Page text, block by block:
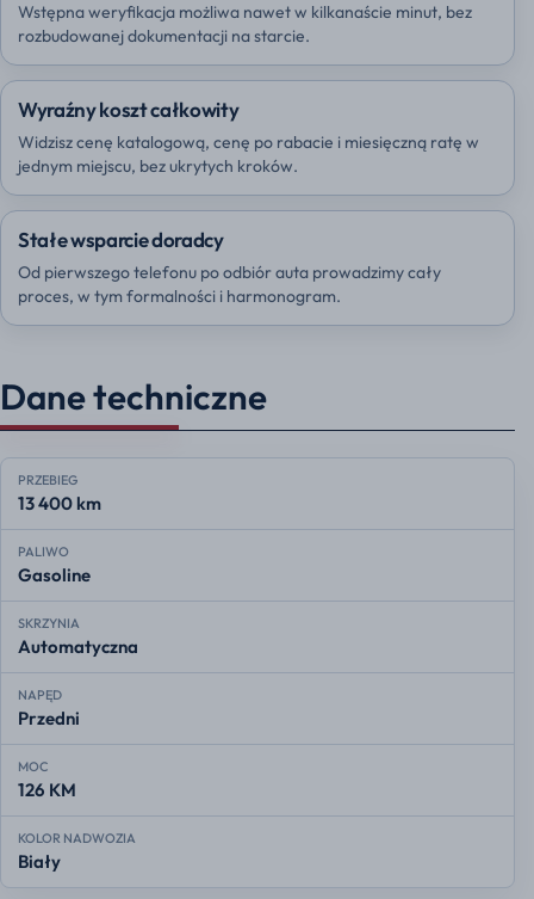
Wstępna weryfikacja możliwa nawet w kilkanaście minut, bez
rozbudowanej dokumentacji na starcie.
Wyraźny koszt całkowity
Widzisz cenę katalogową, cenę po rabacie i miesięczną ratę w
jednym miejscu, bez ukrytych kroków.
Stałe wsparcie doradcy
Od pierwszego telefonu po odbiór auta prowadzimy cały
proces, w tym formalności i harmonogram.
Dane techniczne
PRZEBIEG
13 400 km
PALIWO
Gasoline
SKRZYNIA
Automatyczna
NAPĘD
Przedni
MOC
126 KM
KOLOR NADWOZIA
Biały